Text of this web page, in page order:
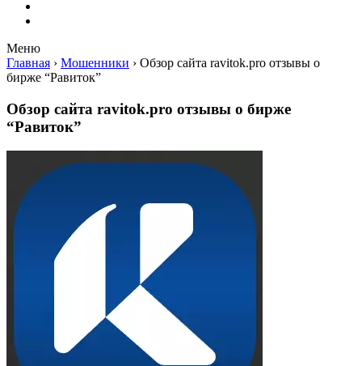
Меню
Главная › Мошенники › Обзор сайта ravitok.pro отзывы о
бирже “Равиток”
Обзор сайта ravitok.pro отзывы о бирже
“Равиток”